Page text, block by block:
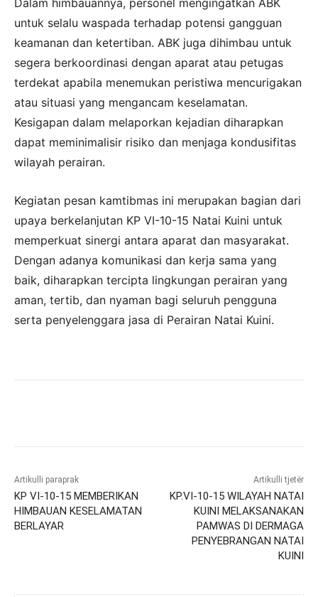
Dalam himbauannya, personel mengingatkan ABK
untuk selalu waspada terhadap potensi gangguan
keamanan dan ketertiban. ABK juga dihimbau untuk
segera berkoordinasi dengan aparat atau petugas
terdekat apabila menemukan peristiwa mencurigakan
atau situasi yang mengancam keselamatan.
Kesigapan dalam melaporkan kejadian diharapkan
dapat meminimalisir risiko dan menjaga kondusifitas
wilayah perairan.
Kegiatan pesan kamtibmas ini merupakan bagian dari
upaya berkelanjutan KP VI-10-15 Natai Kuini untuk
memperkuat sinergi antara aparat dan masyarakat.
Dengan adanya komunikasi dan kerja sama yang
baik, diharapkan tercipta lingkungan perairan yang
aman, tertib, dan nyaman bagi seluruh pengguna
serta penyelenggara jasa di Perairan Natai Kuini.
Artikulli paraprak
KP VI-10-15 MEMBERIKAN
HIMBAUAN KESELAMATAN
BERLAYAR
Artikulli tjetër
KP.VI-10-15 WILAYAH NATAI
KUINI MELAKSANAKAN
PAMWAS DI DERMAGA
PENYEBRANGAN NATAI
KUINI